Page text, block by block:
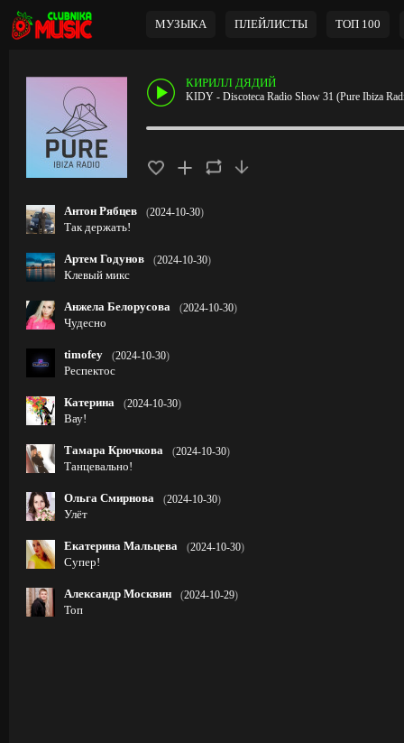
МУЗЫКА ПЛЕЙЛИСТЫ ТОП 100
КИРИЛЛ ДЯДИЙ
KIDY - Discoteca Radio Show 31 (Pure Ibiza
Антон Рябцев (2024-10-30)
Так держать!
Артем Годунов (2024-10-30)
Клевый микс
Анжела Белорусова (2024-10-30)
Чудесно
timofey (2024-10-30)
Респектос
Катерина (2024-10-30)
Вау!
Тамара Крючкова (2024-10-30)
Танцевально!
Ольга Смирнова (2024-10-30)
Улёт
Екатерина Мальцева (2024-10-30)
Супер!
Александр Москвин (2024-10-29)
Топ